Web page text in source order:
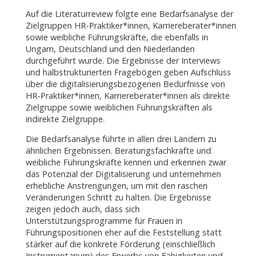
Auf die Literaturreview folgte eine Bedarfsanalyse der
Zielgruppen HR-Praktiker*innen, Karriereberater*innen
sowie weibliche Führungskräfte, die ebenfalls in
Ungarn, Deutschland und den Niederlanden
durchgeführt wurde. Die Ergebnisse der Interviews
und halbstrukturierten Fragebögen geben Aufschluss
über die digitalisierungsbezogenen Bedürfnisse von
HR-Praktiker*innen, Karriereberater*innen als direkte
Zielgruppe sowie weiblichen Führungskräften als
indirekte Zielgruppe.
Die Bedarfsanalyse führte in allen drei Ländern zu
ähnlichen Ergebnissen. Beratungsfachkräfte und
weibliche Führungskräfte kennen und erkennen zwar
das Potenzial der Digitalisierung und unternehmen
erhebliche Anstrengungen, um mit den raschen
Veränderungen Schritt zu halten. Die Ergebnisse
zeigen jedoch auch, dass sich
Unterstützungsprogramme für Frauen in
Führungspositionen eher auf die Feststellung statt
stärker auf die konkrete Förderung (einschließlich